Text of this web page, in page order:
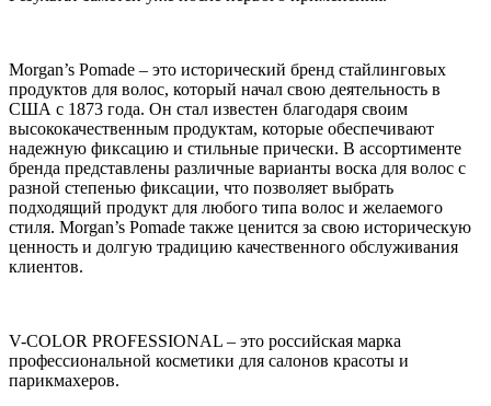
Morgan’s Pomade – это исторический бренд стайлинговых
продуктов для волос, который начал свою деятельность в
США с 1873 года. Он стал известен благодаря своим
высококачественным продуктам, которые обеспечивают
надежную фиксацию и стильные прически. В ассортименте
бренда представлены различные варианты воска для волос с
разной степенью фиксации, что позволяет выбрать
подходящий продукт для любого типа волос и желаемого
стиля. Morgan’s Pomade также ценится за свою историческую
ценность и долгую традицию качественного обслуживания
клиентов.
V-COLOR PROFESSIONAL – это российская марка
профессиональной косметики для салонов красоты и
парикмахеров.